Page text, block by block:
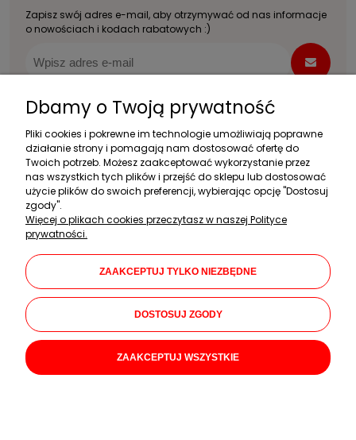
Zapisz swój adres e-mail, aby otrzymywać od nas informacje
o nowościach i kodach rabatowych :)
Zakupy
Pomoc
Moje konto
Informacje
Dane firmy
KAMAR Mariusz Kalwarczyk
Chłopickiego 46
05-080 Izabelin C
+48 508 647 721
Dbamy o Twoją prywatność
Pliki cookies i pokrewne im technologie umożliwiają poprawne
działanie strony i pomagają nam dostosować ofertę do
Twoich potrzeb. Możesz zaakceptować wykorzystanie przez
nas wszystkich tych plików i przejść do sklepu lub dostosować
użycie plików do swoich preferencji, wybierając opcję "Dostosuj
zgody".
Więcej o plikach cookies przeczytasz w naszej Polityce
prywatności.
ZAAKCEPTUJ TYLKO NIEZBĘDNE
DOSTOSUJ ZGODY
ZAAKCEPTUJ WSZYSTKIE